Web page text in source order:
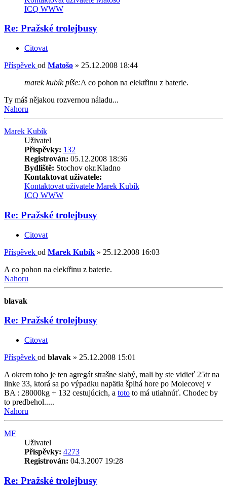
ICQ WWW
Re: Pražské trolejbusy
Citovat
Příspěvek od Matošo » 25.12.2008 18:44
marek kubík píše:A co pohon na elektřinu z baterie.
Ty máš nějakou rozvernou náladu...
Nahoru
Marek Kubík
Uživatel
Příspěvky: 132
Registrován: 05.12.2008 18:36
Bydliště: Stochov okr.Kladno
Kontaktovat uživatele:
Kontaktovat uživatele Marek Kubík
ICQ WWW
Re: Pražské trolejbusy
Citovat
Příspěvek od Marek Kubík » 25.12.2008 16:03
A co pohon na elektřinu z baterie.
Nahoru
blavak
Re: Pražské trolejbusy
Citovat
Příspěvek od blavak » 25.12.2008 15:01
A okrem toho je ten agregát strašne slabý, mali by ste vidieť 25tr na
linke 33, ktorá sa po výpadku napätia šplhá hore po Molecovej v
BA : 28000kg + 132 cestujúcich, a toto to má utiahnúť. Chodec by
to predbehol.....
Nahoru
MF
Uživatel
Příspěvky: 4273
Registrován: 04.3.2007 19:28
Re: Pražské trolejbusy